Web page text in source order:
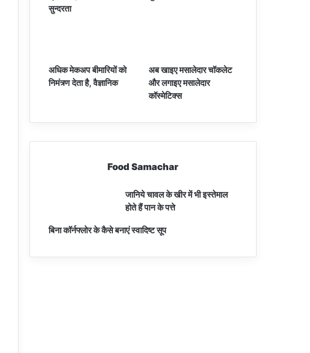
सुन्दरता
अधिक मेकअप बीमारियों को
निमंत्र्ण देता है, वैज्ञानिक
अब खाइए मसालेदार चॉकलेट
और लगाइए मसालेदार
कॉस्‍मेटिक्‍स
Food Samachar
जानिये चावल के खीर में भी इस्तेमाल
होते हैं पान के पत्ते
बिना कॉर्नफ्लोर के कैसे बनाएं स्वादिष्ट सूप